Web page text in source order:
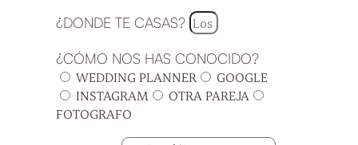
¿DONDE TE CASAS?
¿CÓMO NOS HAS CONOCIDO?
WEDDING PLANNER
GOOGLE
INSTAGRAM
OTRA PAREJA
FOTOGRAFO